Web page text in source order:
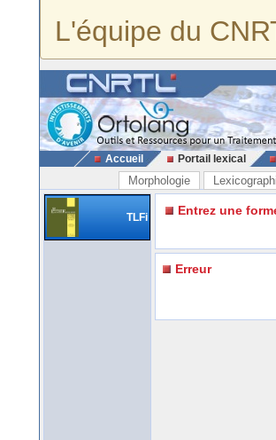
L'équipe du
Accueil Portail lexical
Morphologie
TLFi Entrez une
Erreur